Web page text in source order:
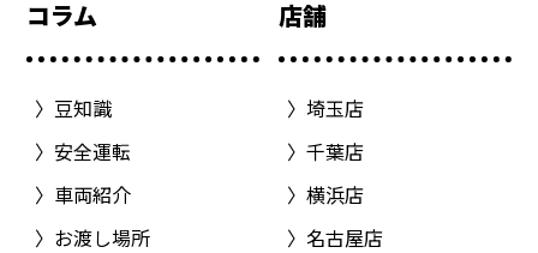
コラム
豆知識
安全運転
車両紹介
お渡し場所
店舗
埼玉店
千葉店
横浜店
名古屋店